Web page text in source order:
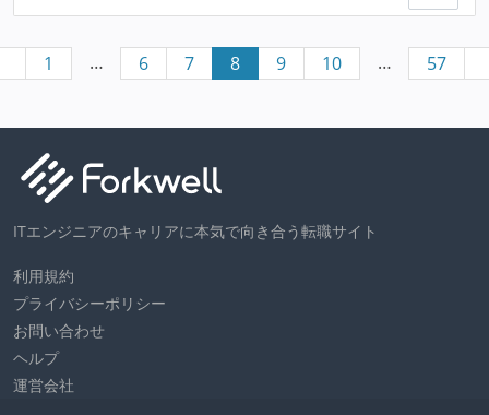
1 … 6 7 8 9 10 … 57
ITエンジニアのキャリアに本気で向き合う転職サイト
利用規約
プライバシーポリシー
お問い合わせ
ヘルプ
運営会社